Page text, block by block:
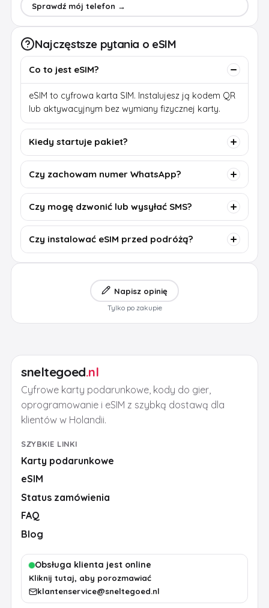
Sprawdź mój telefon →
Najczęstsze pytania o eSIM
Co to jest eSIM?
eSIM to cyfrowa karta SIM. Instalujesz ją kodem QR
lub aktywacyjnym bez wymiany fizycznej karty.
Kiedy startuje pakiet?
Czy zachowam numer WhatsApp?
Czy mogę dzwonić lub wysyłać SMS?
Czy instalować eSIM przed podróżą?
Napisz opinię
Tylko po zakupie
sneltegoed.nl
Cyfrowe karty podarunkowe, kody do gier,
oprogramowanie i eSIM z szybką dostawą dla
klientów w Holandii.
SZYBKIE LINKI
Karty podarunkowe
eSIM
Status zamówienia
FAQ
Blog
Obsługa klienta jest online
Kliknij tutaj, aby porozmawiać
klantenservice@sneltegoed.nl